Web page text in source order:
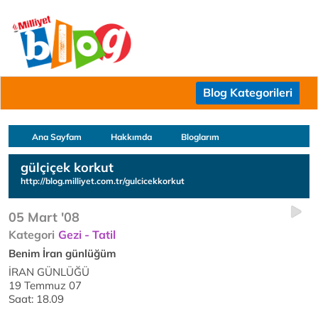
Blog Kategorileri
Ana Sayfam Hakkımda Bloglarım
gülçiçek korkut
http://blog.milliyet.com.tr/gulcicekkorkut
05 Mart '08
Kategori Gezi - Tatil
Benim İran günlüğüm
İRAN GÜNLÜĞÜ
19 Temmuz 07
Saat: 18.09